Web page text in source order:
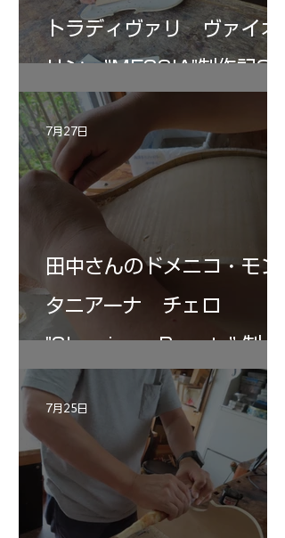
トラディヴァリ ヴァイオ
リン ”MESSIA"制作記33
田中さんのドメニコ・モン
タニアーナ チェロ
"Sleeping・Beauty” 制作
記 30
7月27日
7月25日